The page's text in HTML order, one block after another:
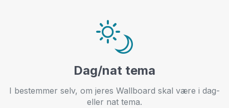
Dag/nat tema
I bestemmer selv, om jeres Wallboard skal være i dag-
eller nat tema.